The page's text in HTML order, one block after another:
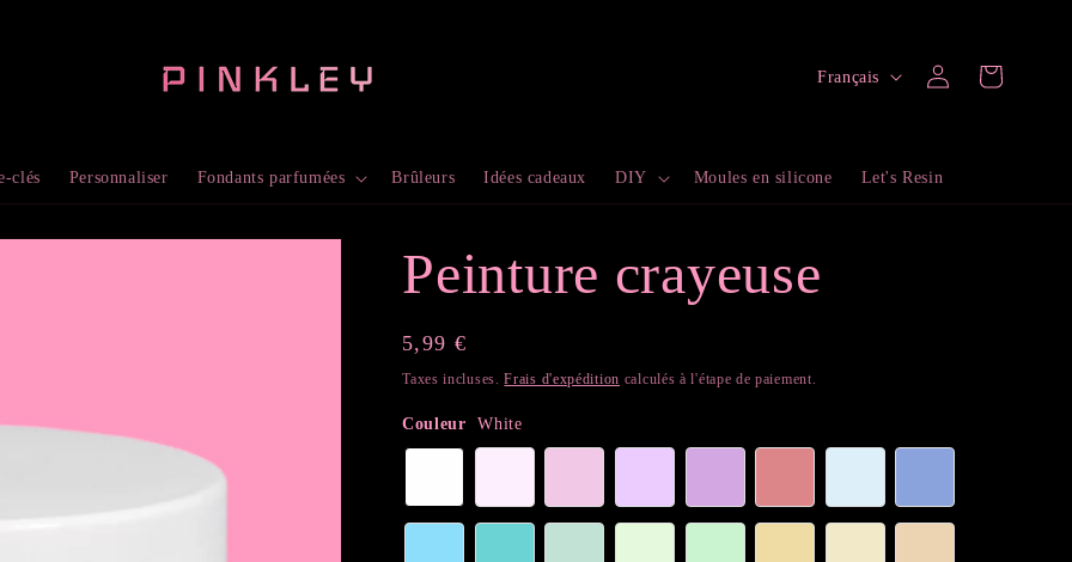
clés Personnaliser Fondants parfumées Brûleurs Idées cadeaux DIY Moules en silicone Let's Resin
L
e
Français Connexion Panier
Peinture crayeuse
Prix
habituel
5,99 €
Taxes incluses.Frais d'expédition calculés à l'étape de paiement.
Couleur White